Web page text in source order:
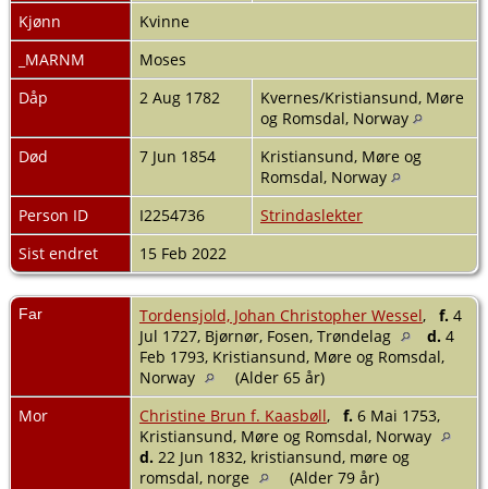
Kjønn
Kvinne
_MARNM
Moses
Dåp
2 Aug 1782
Kvernes/Kristiansund, Møre
og Romsdal, Norway
Død
7 Jun 1854
Kristiansund, Møre og
Romsdal, Norway
Person ID
I2254736
Strindaslekter
Sist endret
15 Feb 2022
Far Tordensjold, Johan Christopher Wessel, f. 4
Jul 1727, Bjørnør, Fosen, Trøndelag
d. 4
Feb 1793, Kristiansund, Møre og Romsdal,
Norway
(Alder 65 år)
Mor
Christine Brun f. Kaasbøll, f. 6 Mai 1753,
Kristiansund, Møre og Romsdal, Norway
d. 22 Jun 1832, kristiansund, møre og
romsdal, norge
(Alder 79 år)